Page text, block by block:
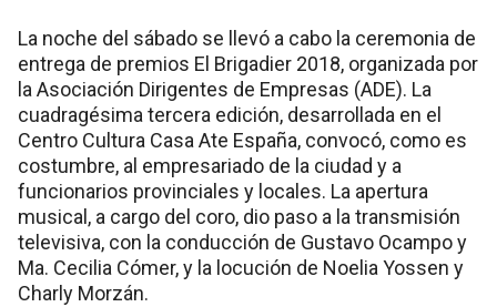
La noche del sábado se llevó a cabo la ceremonia de
entrega de premios El Brigadier 2018, organizada por
la Asociación Dirigentes de Empresas (ADE). La
cuadragésima tercera edición, desarrollada en el
Centro Cultura Casa Ate España, convocó, como es
costumbre, al empresariado de la ciudad y a
funcionarios provinciales y locales. La apertura
musical, a cargo del coro, dio paso a la transmisión
televisiva, con la conducción de Gustavo Ocampo y
Ma. Cecilia Cómer, y la locución de Noelia Yossen y
Charly Morzán.